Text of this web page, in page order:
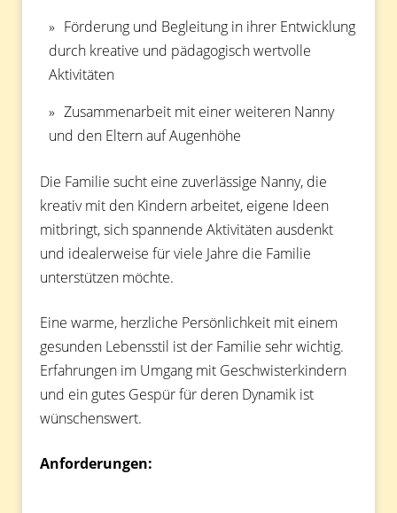
Förderung und Begleitung in ihrer Entwicklung
durch kreative und pädagogisch wertvolle
Aktivitäten
Zusammenarbeit mit einer weiteren Nanny
und den Eltern auf Augenhöhe
Die Familie sucht eine zuverlässige Nanny, die
kreativ mit den Kindern arbeitet, eigene Ideen
mitbringt, sich spannende Aktivitäten ausdenkt
und idealerweise für viele Jahre die Familie
unterstützen möchte.
Eine warme, herzliche Persönlichkeit mit einem
gesunden Lebensstil ist der Familie sehr wichtig.
Erfahrungen im Umgang mit Geschwisterkindern
und ein gutes Gespür für deren Dynamik ist
wünschenswert.
Anforderungen: